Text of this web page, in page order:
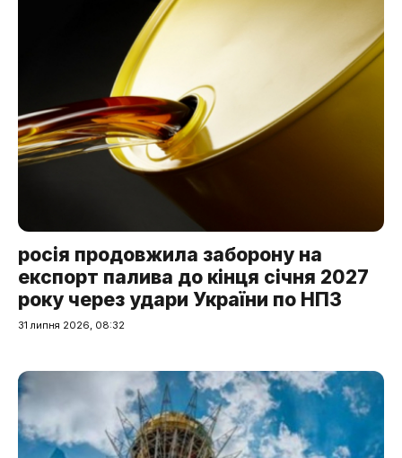
росія продовжила заборону на
експорт палива до кінця січня 2027
року через удари України по НПЗ
31 липня 2026, 08:32